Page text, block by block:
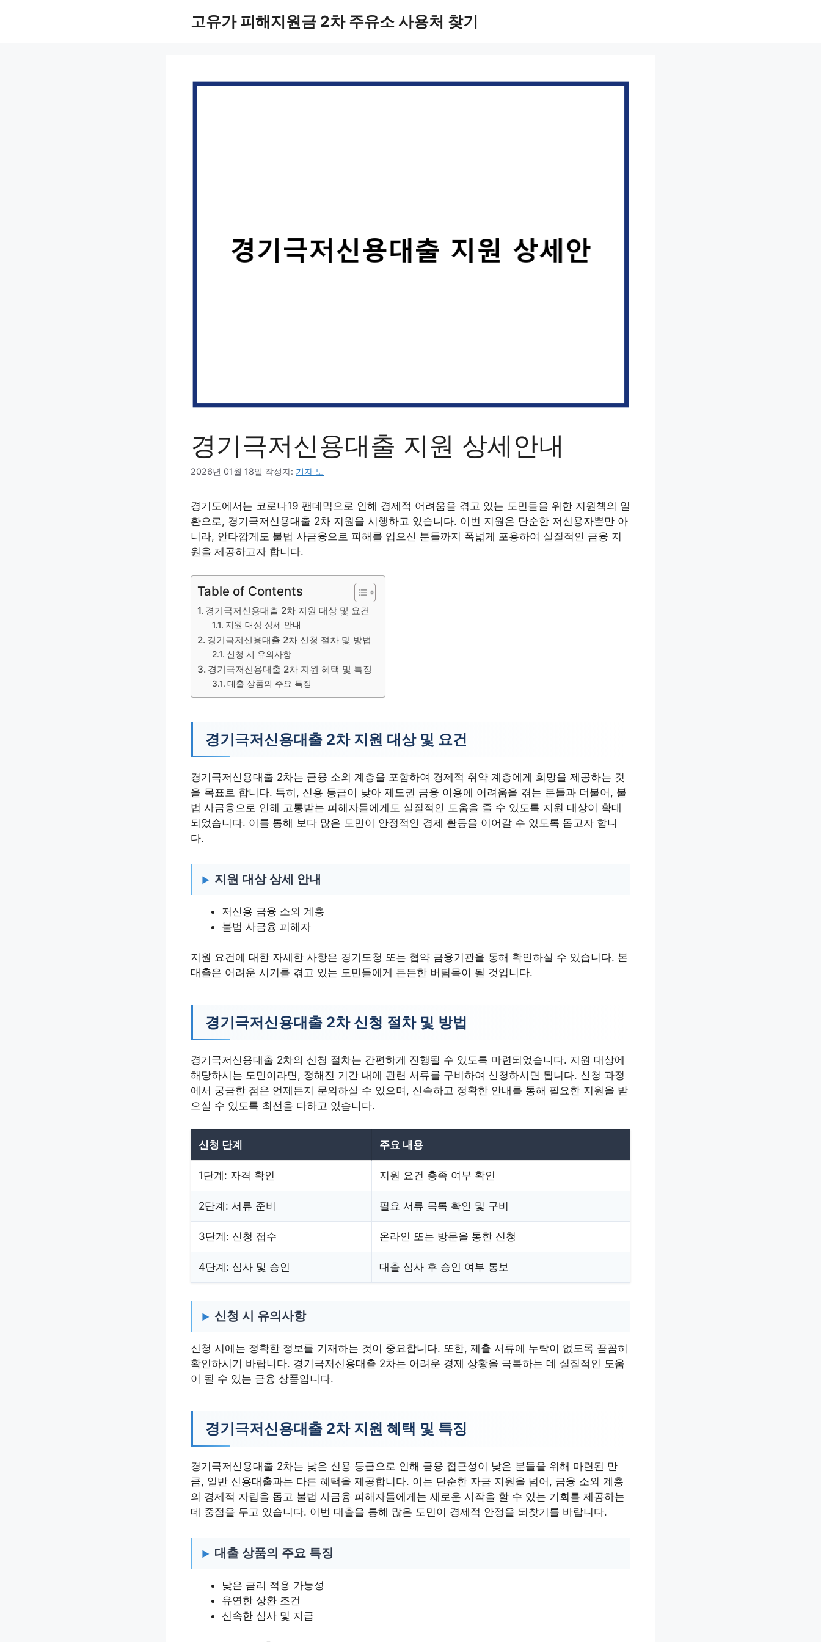
고유가 피해지원금 2차 주유소 사용처 찾기
경기극저신용대출 지원 상세안내
2026년 01월 18일 작성자: 기자 노
경기도에서는 코로나19 팬데믹으로 인해 경제적 어려움을 겪고 있는 도민들을 위한 지원책의 일
환으로, 경기극저신용대출 2차 지원을 시행하고 있습니다. 이번 지원은 단순한 저신용자뿐만 아
니라, 안타깝게도 불법 사금융으로 피해를 입으신 분들까지 폭넓게 포용하여 실질적인 금융 지
원을 제공하고자 합니다.
Table of Contents
경기극저신용대출 2차 지원 대상 및 요건
지원 대상 상세 안내
경기극저신용대출 2차 신청 절차 및 방법
신청 시 유의사항
경기극저신용대출 2차 지원 혜택 및 특징
대출 상품의 주요 특징
경기극저신용대출 2차 지원 대상 및 요건
경기극저신용대출 2차는 금융 소외 계층을 포함하여 경제적 취약 계층에게 희망을 제공하는 것
을 목표로 합니다. 특히, 신용 등급이 낮아 제도권 금융 이용에 어려움을 겪는 분들과 더불어, 불
법 사금융으로 인해 고통받는 피해자들에게도 실질적인 도움을 줄 수 있도록 지원 대상이 확대
되었습니다. 이를 통해 보다 많은 도민이 안정적인 경제 활동을 이어갈 수 있도록 돕고자 합니
다.
지원 대상 상세 안내
저신용 금융 소외 계층
불법 사금융 피해자
지원 요건에 대한 자세한 사항은 경기도청 또는 협약 금융기관을 통해 확인하실 수 있습니다. 본
대출은 어려운 시기를 겪고 있는 도민들에게 든든한 버팀목이 될 것입니다.
경기극저신용대출 2차 신청 절차 및 방법
경기극저신용대출 2차의 신청 절차는 간편하게 진행될 수 있도록 마련되었습니다. 지원 대상에
해당하시는 도민이라면, 정해진 기간 내에 관련 서류를 구비하여 신청하시면 됩니다. 신청 과정
에서 궁금한 점은 언제든지 문의하실 수 있으며, 신속하고 정확한 안내를 통해 필요한 지원을 받
으실 수 있도록 최선을 다하고 있습니다.
신청 단계 주요 내용
1단계: 자격 확인 지원 요건 충족 여부 확인
2단계: 서류 준비 필요 서류 목록 확인 및 구비
3단계: 신청 접수 온라인 또는 방문을 통한 신청
4단계: 심사 및 승인 대출 심사 후 승인 여부 통보
신청 시 유의사항
신청 시에는 정확한 정보를 기재하는 것이 중요합니다. 또한, 제출 서류에 누락이 없도록 꼼꼼히
확인하시기 바랍니다. 경기극저신용대출 2차는 어려운 경제 상황을 극복하는 데 실질적인 도움
이 될 수 있는 금융 상품입니다.
경기극저신용대출 2차 지원 혜택 및 특징
경기극저신용대출 2차는 낮은 신용 등급으로 인해 금융 접근성이 낮은 분들을 위해 마련된 만
큼, 일반 신용대출과는 다른 혜택을 제공합니다. 이는 단순한 자금 지원을 넘어, 금융 소외 계층
의 경제적 자립을 돕고 불법 사금융 피해자들에게는 새로운 시작을 할 수 있는 기회를 제공하는
데 중점을 두고 있습니다. 이번 대출을 통해 많은 도민이 경제적 안정을 되찾기를 바랍니다.
대출 상품의 주요 특징
낮은 금리 적용 가능성
유연한 상환 조건
신속한 심사 및 지급